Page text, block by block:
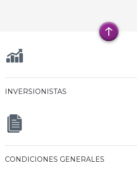
INVERSIONISTAS
CONDICIONES GENERALES